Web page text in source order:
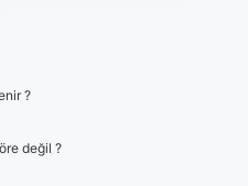
?
değil ?